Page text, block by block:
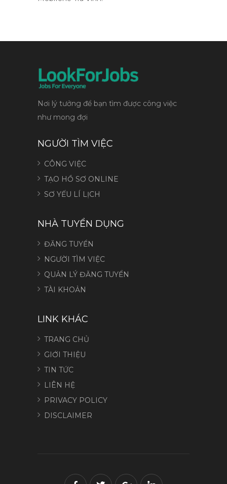
Nơi lý tưởng để bạn tìm được công việc
như mong đợi
NGƯỜI TÌM VIỆC
CÔNG VIỆC
TẠO HỒ SƠ ONLINE
SƠ YẾU LÍ LỊCH
NHÀ TUYỂN DỤNG
ĐĂNG TUYỂN
NGƯỜI TÌM VIỆC
QUẢN LÝ ĐĂNG TUYỂN
TÀI KHOẢN
LINK KHÁC
TRANG CHỦ
GIỚI THIỆU
TIN TỨC
LIÊN HỆ
PRIVACY POLICY
DISCLAIMER